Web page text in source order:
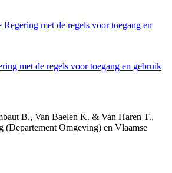
met de regels voor toegang en
met de regels voor toegang en gebruik
B., Van Baelen K. & Van Haren T.,
Omgeving) en Vlaamse